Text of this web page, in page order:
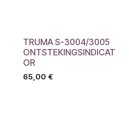
TRUMA S-3004/3005
ONTSTEKINGSINDICAT
OR
65,00 €